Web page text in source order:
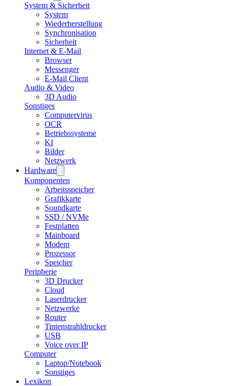
System & Sicherheit
System
Wiederherstellung
Synchronisation
Sicherheit
Internet & E-Mail
Browser
Messenger
E-Mail Client
Audio & Video
3D Audio
Sonstiges
Computervirus
OCR
Betriebssysteme
KI
Bilder
Netzwerk
Hardware
Komponenten
Arbeitsspeicher
Grafikkarte
Soundkarte
SSD / NVMe
Festplatten
Mainboard
Modem
Prozessor
Speicher
Peripherie
3D Drucker
Cloud
Laserdrucker
Netzwerke
Router
Tintenstrahldrucker
USB
Voice over IP
Computer
Laptop/Notebook
Sonstiges
Lexikon